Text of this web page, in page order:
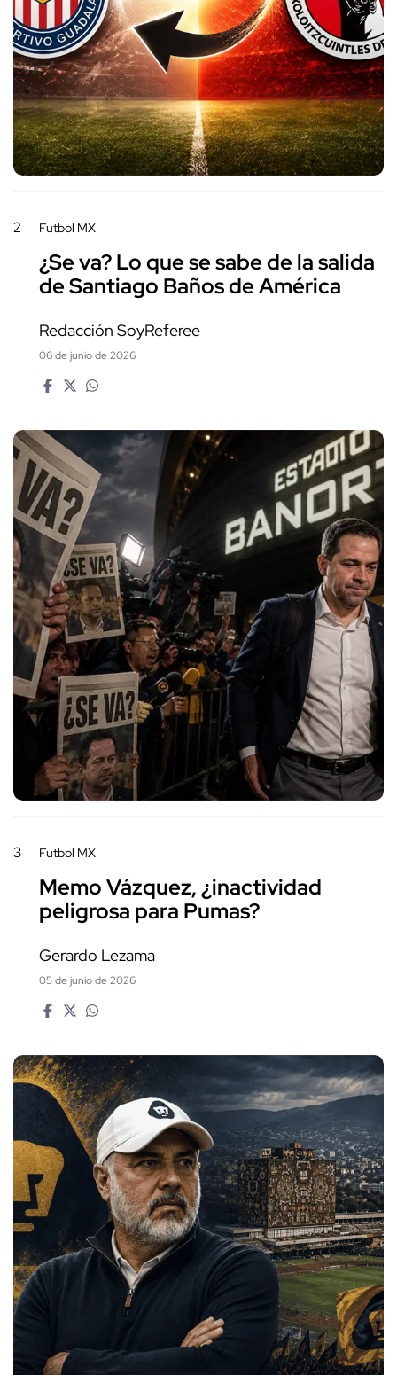
2 Futbol MX
¿Se va? Lo que se sabe de la salida
de Santiago Baños de América
Redacción SoyReferee
06 de junio de 2026
3 Futbol MX
Memo Vázquez, ¿inactividad
peligrosa para Pumas?
Gerardo Lezama
05 de junio de 2026